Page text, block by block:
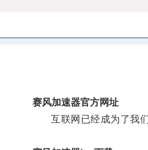
赛风加速器官方网址
互联网已经成为了我们